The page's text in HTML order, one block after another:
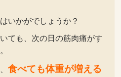
いかがでしょうか？
ても、次の日の筋肉痛がす
食べても体重が増える